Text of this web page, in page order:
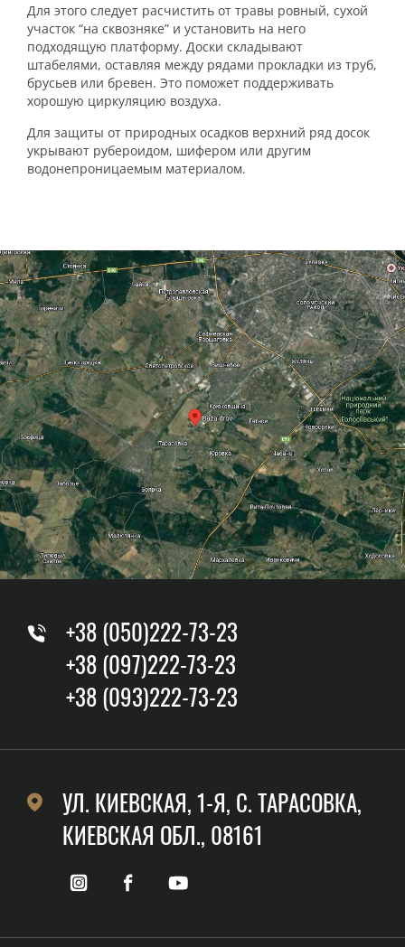
Для этого следует расчистить от травы ровный, сухой
участок “на сквозняке” и установить на него
подходящую платформу. Доски складывают
штабелями, оставляя между рядами прокладки из труб,
брусьев или бревен. Это поможет поддерживать
хорошую циркуляцию воздуха.
Для защиты от природных осадков верхний ряд досок
укрывают рубероидом, шифером или другим
водонепроницаемым материалом.
+38 (050)222-73-23
+38 (097)222-73-23
+38 (093)222-73-23
УЛ. КИЕВСКАЯ, 1-Я, C. ТАРАСОВКА,
КИЕВСКАЯ ОБЛ., 08161